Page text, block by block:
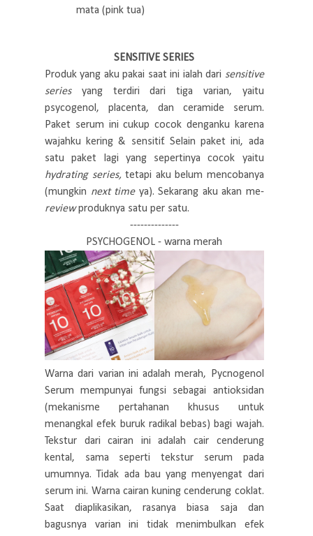
mata (pink tua)
SENSITIVE SERIES
Produk yang aku pakai saat ini ialah dari sensitive
series yang terdiri dari tiga varian, yaitu
psycogenol, placenta, dan ceramide serum.
Paket serum ini cukup cocok denganku karena
wajahku kering & sensitif. Selain paket ini, ada
satu paket lagi yang sepertinya cocok yaitu
hydrating series,tetapi aku belum mencobanya
(mungkin next timeya). Sekarang aku akan me-
reviewproduknya satu per satu.
--------------
PSYCHOGENOL - warna merah
Warna dari varian ini adalah merah,
Pycnogenol
Serum mempunyai fungsi sebagai antioksidan
(mekanisme pertahanan khusus untuk
menangkal efek buruk radikal bebas) bagi wajah.
Tekstur dari cairan ini adalah cair cenderung
kental, sama seperti tekstur serum pada
umumnya. Tidak ada bau yang menyengat dari
serum ini. Warna cairan kuning cenderung coklat.
Saat diaplikasikan, rasanya biasa saja dan
bagusnya varian ini tidak menimbulkan efek